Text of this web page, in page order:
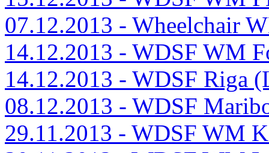
07.12.2013 - Wheelchair
14.12.2013 - WDSF WM
14.12.2013 - WDSF Riga
08.12.2013 - WDSF
29.11.2013 - WDSF WM